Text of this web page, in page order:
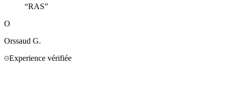
“RAS”
O
Orssaud G.
Experience vérifiée